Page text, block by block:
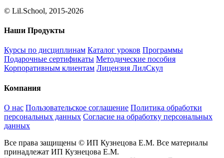
© Lil.School, 2015‐2026
Наши Продукты
Курсы по дисциплинам Каталог уроков Программы
Подарочные сертификаты Методические пособия
Корпоративным клиентам Лицензия ЛилСкул
Компания
О нас Пользовательское соглашение Политика обработки
персональных данных Согласие на обработку персональных
данных
Все права защищены © ИП Кузнецова Е.М. Все материалы
принадлежат ИП Кузнецова Е.М.